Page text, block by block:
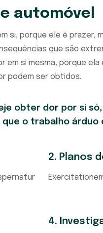
automóvel
si, porque ele é prazer,
que são
em si mesma, porque
podem ser obtidos.
obter dor por si
o trabalho árduo
2. Planos
4.